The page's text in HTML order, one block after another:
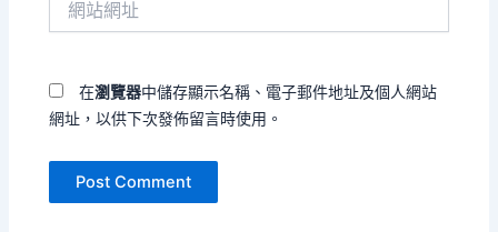
在瀏覽器中儲存顯示名稱、電子郵件地址及個人網站
網址，以供下次發佈留言時使用。